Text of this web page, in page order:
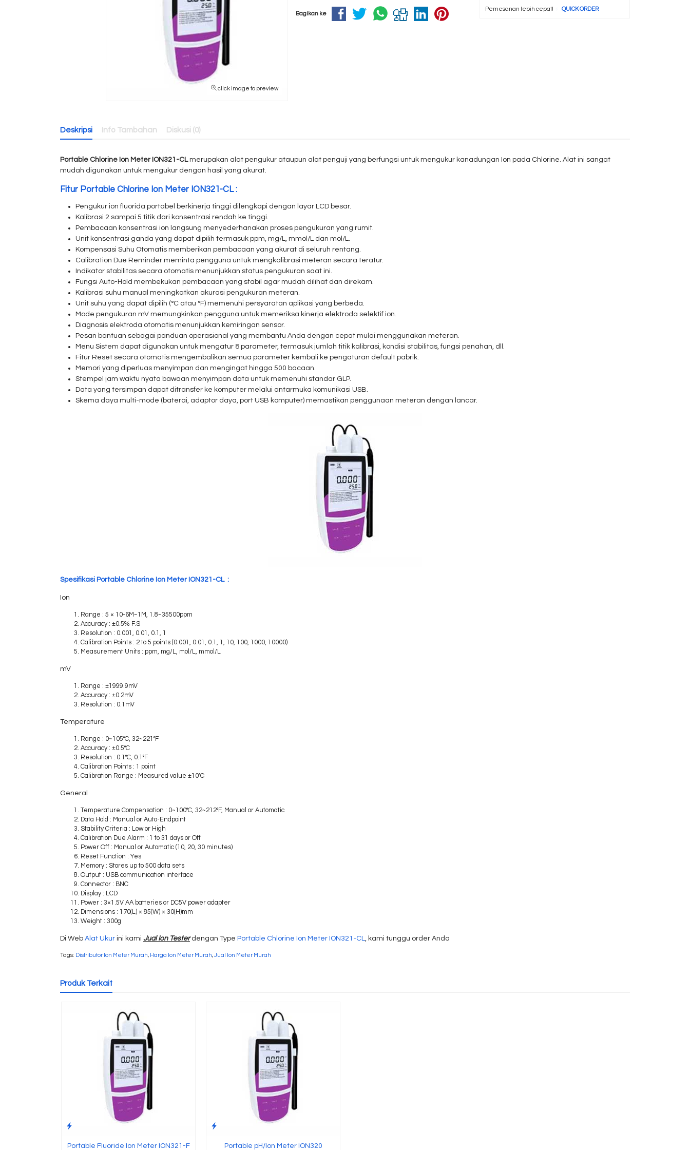
click image to preview
Pemesanan lebih cepat!
QUICK ORDER
Bagikan ke
Deskripsi Info Tambahan Diskusi (0)
Portable Chlorine Ion Meter ION321-CLmerupakan alat pengukur ataupun alat penguji yang berfungsi untuk mengukur kanadungan Ion pada Chlorine. Alat ini sangat
mudah digunakan untuk mengukur dengan hasil yang akurat.
Fitur Portable Chlorine Ion Meter ION321-CL :
Pengukur ion fluorida portabel berkinerja tinggi dilengkapi dengan layar LCD besar.
Kalibrasi 2 sampai 5 titik dari konsentrasi rendah ke tinggi.
Pembacaan konsentrasi ion langsung menyederhanakan proses pengukuran yang rumit.
Unit konsentrasi ganda yang dapat dipilih termasuk ppm, mg/L, mmol/L dan mol/L.
Kompensasi Suhu Otomatis memberikan pembacaan yang akurat di seluruh rentang.
Calibration Due Reminder meminta pengguna untuk mengkalibrasi meteran secara teratur.
Indikator stabilitas secara otomatis menunjukkan status pengukuran saat ini.
Fungsi Auto-Hold membekukan pembacaan yang stabil agar mudah dilihat dan direkam.
Kalibrasi suhu manual meningkatkan akurasi pengukuran meteran.
Unit suhu yang dapat dipilih (°C atau °F) memenuhi persyaratan aplikasi yang berbeda.
Mode pengukuran mV memungkinkan pengguna untuk memeriksa kinerja elektroda selektif ion.
Diagnosis elektroda otomatis menunjukkan kemiringan sensor.
Pesan bantuan sebagai panduan operasional yang membantu Anda dengan cepat mulai menggunakan meteran.
Menu Sistem dapat digunakan untuk mengatur 8 parameter, termasuk jumlah titik kalibrasi, kondisi stabilitas, fungsi penahan, dll.
Fitur Reset secara otomatis mengembalikan semua parameter kembali ke pengaturan default pabrik.
Memori yang diperluas menyimpan dan mengingat hingga 500 bacaan.
Stempel jam waktu nyata bawaan menyimpan data untuk memenuhi standar GLP.
Data yang tersimpan dapat ditransfer ke komputer melalui antarmuka komunikasi USB.
Skema daya multi-mode (baterai, adaptor daya, port USB komputer) memastikan penggunaan meteran dengan lancar.
Spesifikasi Portable Chlorine Ion Meter ION321-CL :
Ion
Range : 5 × 10-6M~1M, 1.8~35500ppm
Accuracy : ±0.5% F.S
Resolution : 0.001, 0.01, 0.1, 1
Calibration Points : 2 to 5 points (0.001, 0.01, 0.1, 1, 10, 100, 1000, 10000)
Measurement Units : ppm, mg/L, mol/L, mmol/L
mV
Range : ±1999.9mV
Accuracy : ±0.2mV
Resolution : 0.1mV
Temperature
Range : 0~105°C, 32~221°F
Accuracy : ±0.5°C
Resolution : 0.1°C, 0.1°F
Calibration Points : 1 point
Calibration Range : Measured value ±10°C
General
Temperature Compensation : 0~100°C, 32~212°F, Manual or Automatic
Data Hold : Manual or Auto-Endpoint
Stability Criteria : Low or High
Calibration Due Alarm : 1 to 31 days or Off
Power Off : Manual or Automatic (10, 20, 30 minutes)
Reset Function : Yes
Memory : Stores up to 500 data sets
Output : USB communication interface
Connector : BNC
Display : LCD
Power : 3×1.5V AA batteries or DC5V power adapter
Dimensions : 170(L) × 85(W) × 30(H)mm
Weight : 300g
Di Web Alat Ukur ini kami Jual Ion Testerdengan Type Portable Chlorine Ion Meter ION321-CL, kami tunggu order Anda
Tags: Distributor Ion Meter Murah, Harga Ion Meter Murah,Jual Ion Meter Murah
Produk Terkait
Portable Fluoride Ion Meter ION321-F Portable pH/Ion Meter ION320